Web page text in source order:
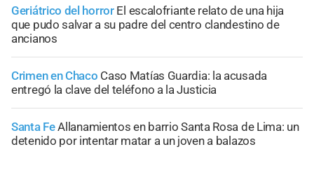
Geriátrico del horror El escalofriante relato de una hija
que pudo salvar a su padre del centro clandestino de
ancianos
Crimen en Chaco Caso Matías Guardia: la acusada
entregó la clave del teléfono a la Justicia
Santa FeAllanamientos en barrio Santa Rosa de Lima: un
detenido por intentar matar a un joven a balazos